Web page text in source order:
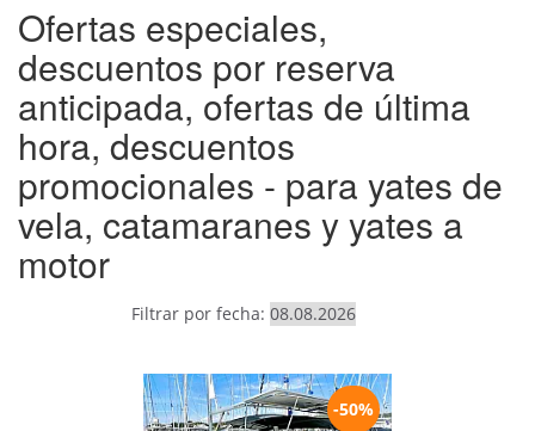
Ofertas especiales,
descuentos por reserva
anticipada, ofertas de última
hora, descuentos
promocionales - para yates de
vela, catamaranes y yates a
motor